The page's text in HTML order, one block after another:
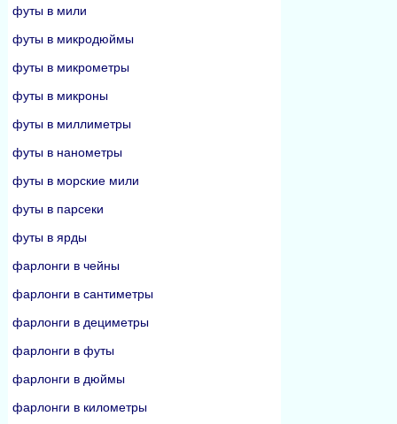
футы в мили
футы в микродюймы
футы в микрометры
футы в микроны
футы в миллиметры
футы в нанометры
футы в морские мили
футы в парсеки
футы в ярды
фарлонги в чейны
фарлонги в сантиметры
фарлонги в дециметры
фарлонги в футы
фарлонги в дюймы
фарлонги в километры